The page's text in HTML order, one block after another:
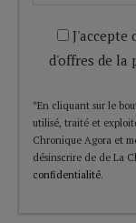
J'accepte
d'offres de la
*En cliquant sur le
utilisé, traité et
Chronique Agora et
désinscrire de de La
confidentialité.